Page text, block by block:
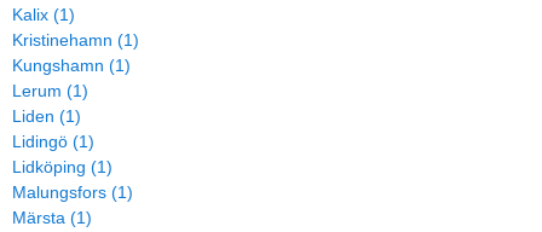
Kalix (1)
Kristinehamn (1)
Kungshamn (1)
Lerum (1)
Liden (1)
Lidingö (1)
Lidköping (1)
Malungsfors (1)
Märsta (1)